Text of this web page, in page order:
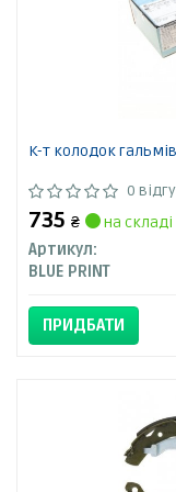
К-т колодок
0
735 ₴
на складі
Артикул:
BLUE PRINT
ПРИДБАТИ